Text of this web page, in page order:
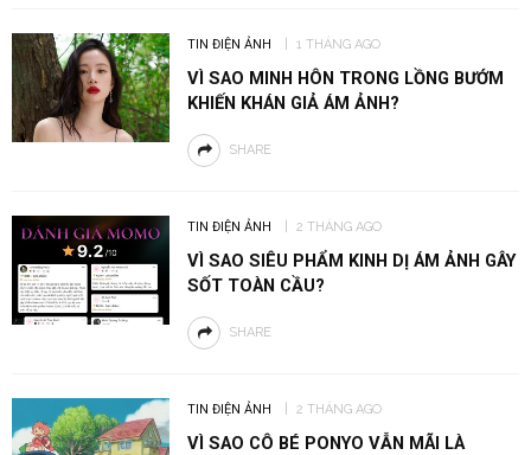
TIN ĐIỆN ẢNH 1 THÁNG AGO
VÌ SAO MINH HÔN TRONG LỒNG BƯỚM
KHIẾN KHÁN GIẢ ÁM ẢNH?
SHARE
TIN ĐIỆN ẢNH 2 THÁNG AGO
VÌ SAO SIÊU PHẨM KINH DỊ ÁM ẢNH GÂY
SỐT TOÀN CẦU?
SHARE
TIN ĐIỆN ẢNH 2 THÁNG AGO
VÌ SAO CÔ BÉ PONYO VẪN MÃI LÀ